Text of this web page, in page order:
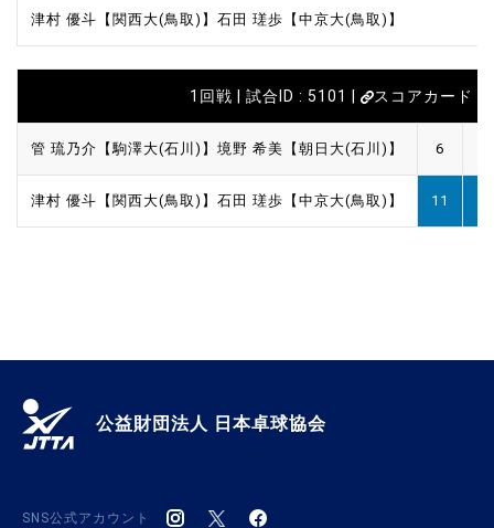
津村 優斗【関西大(鳥取)】 石田 瑳歩【中京大(鳥取)】
1回戦 | 試合ID : 5101 | スコアカード
管 琉乃介【駒澤大(石川)】 境野 希美【朝日大(石川)】 6
津村 優斗【関西大(鳥取)】 石田 瑳歩【中京大(鳥取)】 11
公益財団法人 日本卓球協会
SNS公式アカウント